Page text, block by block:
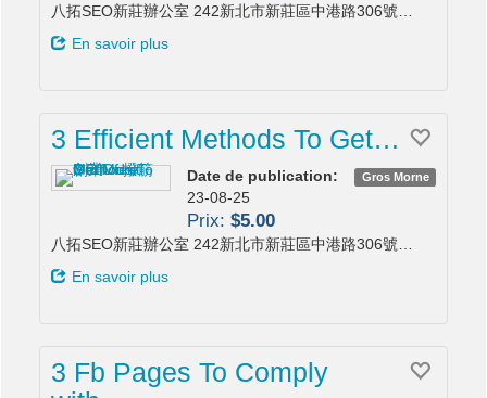
八拓SEO新莊辦公室 242新北市新莊區中港路306號…
En savoir plus
3 Efficient Methods To Get…
Gros Morne
Date de publication:
23-08-25
Prix: $5.00
八拓SEO新莊辦公室 242新北市新莊區中港路306號…
En savoir plus
3 Fb Pages To Comply